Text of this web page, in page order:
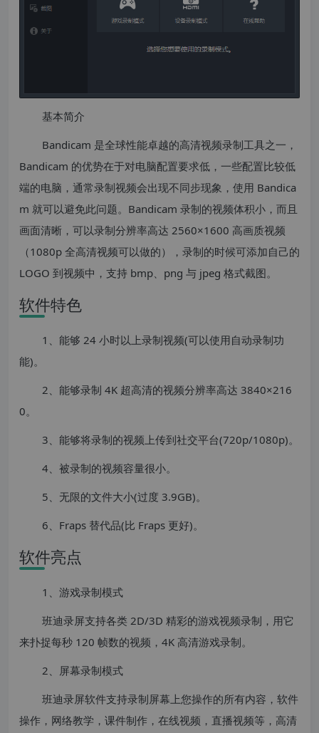
基本简介
Bandicam 是全球性能卓越的高清视频录制工具之一，
Bandicam 的优势在于对电脑配置要求低，一些配置比较低
端的电脑，通常录制视频会出现不同步现象，使用 Bandica
m 就可以避免此问题。Bandicam 录制的视频体积小，而且
画面清晰，可以录制分辨率高达 2560×1600 高画质视频
（1080p 全高清视频可以做的），录制的时候可添加自己的
LOGO 到视频中，支持 bmp、png 与 jpeg 格式截图。
软件特色
1、能够 24 小时以上录制视频(可以使用自动录制功
能)。
2、能够录制 4K 超高清的视频分辨率高达 3840×216
0。
3、能够将录制的视频上传到社交平台(720p/1080p)。
4、被录制的视频容量很小。
5、无限的文件大小(过度 3.9GB)。
6、Fraps 替代品(比 Fraps 更好)。
软件亮点
1、游戏录制模式
班迪录屏支持各类 2D/3D 精彩的游戏视频录制，用它
来扑捉每秒 120 帧数的视频，4K 高清游戏录制。
2、屏幕录制模式
班迪录屏软件支持录制屏幕上您操作的所有内容，软件
操作，网络教学，课件制作，在线视频，直播视频等，高清